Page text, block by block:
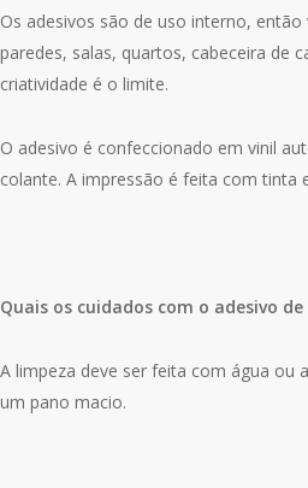
Os adesivos são de uso interno,
paredes, salas, quartos, cabeceira de
criatividade é o limite.
O adesivo é confeccionado em vinil
colante. A impressão é feita com tinta
Quais os cuidados com o adesivo de
A limpeza deve ser feita com água ou
um pano macio.